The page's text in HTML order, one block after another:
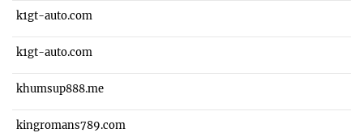
k1gt-auto.com
k1gt-auto.com
khumsup888.me
kingromans789.com